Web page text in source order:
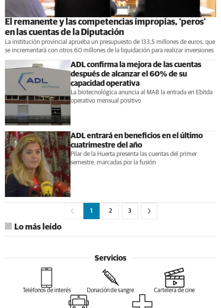
El remanente y las competencias impropias, ‘peros’
en las cuentas de la Diputación
La institución provincial aprueba un presupuesto de 133,5 millones de euros, que
se incrementará con otros 60 millones de la liquidación para realizar inversiones
ADL confirma la mejora de las cuentas
después de alcanzar el 60% de su
capacidad operativa
La biotecnológica anuncia al MAB la entrada en Ebitda
operativo mensual positivo
ADL entrará en beneficios en el último
cuatrimestre del año
Pilar de la Huerta presenta las cuentas del primer
semestre, marcadas por la fusión
1 2 3
Lo más leído
Servicios
Teléfonos de interés Donación de sangre Cartelera de cine